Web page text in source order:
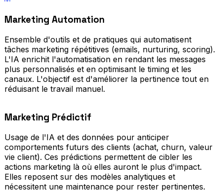
Marketing Automation
Ensemble d'outils et de pratiques qui automatisent
tâches marketing répétitives (emails, nurturing, scoring).
L'IA enrichit l'automatisation en rendant les messages
plus personnalisés et en optimisant le timing et les
canaux. L'objectif est d'améliorer la pertinence tout en
réduisant le travail manuel.
Marketing Prédictif
Usage de l'IA et des données pour anticiper
comportements futurs des clients (achat, churn, valeur
vie client). Ces prédictions permettent de cibler les
actions marketing là où elles auront le plus d'impact.
Elles reposent sur des modèles analytiques et
nécessitent une maintenance pour rester pertinentes.